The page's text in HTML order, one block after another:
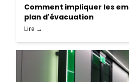
Comment impliquer les
plan d'évacuation
Lire →